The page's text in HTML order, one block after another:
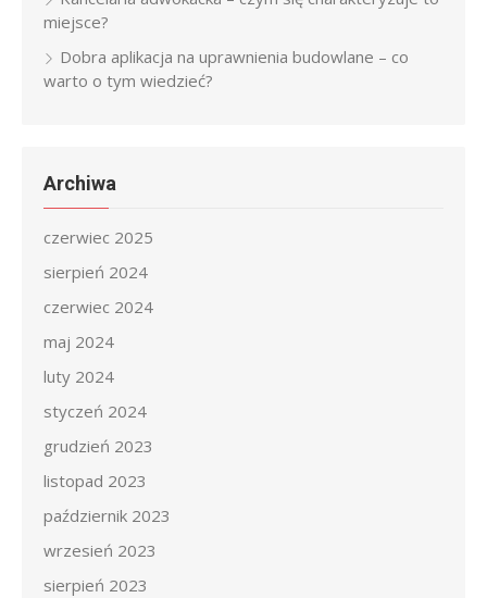
miejsce?
Dobra aplikacja na uprawnienia budowlane – co
warto o tym wiedzieć?
Archiwa
czerwiec 2025
sierpień 2024
czerwiec 2024
maj 2024
luty 2024
styczeń 2024
grudzień 2023
listopad 2023
październik 2023
wrzesień 2023
sierpień 2023